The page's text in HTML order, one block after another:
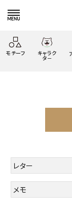
モチーフ キャラク
タ－
新着商品
人気商品から探す
HOME すべての
レター
メモ